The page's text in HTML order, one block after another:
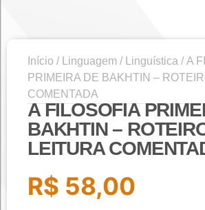
Início / Linguagem / Linguística / A
PRIMEIRA DE BAKHTIN –
COMENTADA
A FILOSOFIA
BAKHTIN –
LEITURA
R$ 58,00